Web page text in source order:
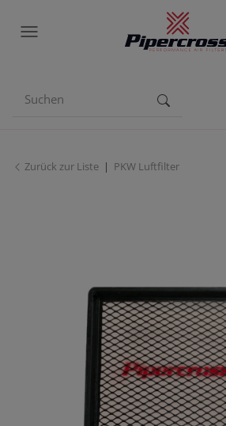
Zurück zur Liste PKW Luftfilter